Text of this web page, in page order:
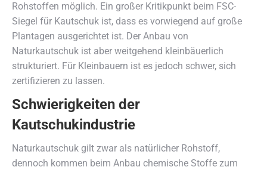
Rohstoffen möglich. Ein großer Kritikpunkt beim FSC-
Siegel für Kautschuk ist, dass es vorwiegend auf große
Plantagen ausgerichtet ist. Der Anbau von
Naturkautschuk ist aber weitgehend kleinbäuerlich
strukturiert. Für Kleinbauern ist es jedoch schwer, sich
zertifizieren zu lassen.
Schwierigkeiten der
Kautschukindustrie
Naturkautschuk gilt zwar als natürlicher Rohstoff,
dennoch kommen beim Anbau chemische Stoffe zum